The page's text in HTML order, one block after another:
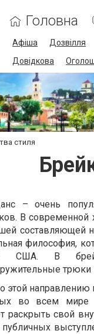
Головна
Афіша Дозвілля
Довідкова
стиля
– очень
В современной
составляющей
философия,
США. В
этой направлению
во всем мире
раскрыть свой
публичных